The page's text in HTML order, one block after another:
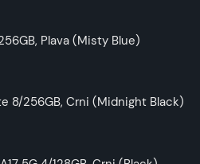
Plava (Misty Blue)
8/256GB, Crni (Midnight Black)